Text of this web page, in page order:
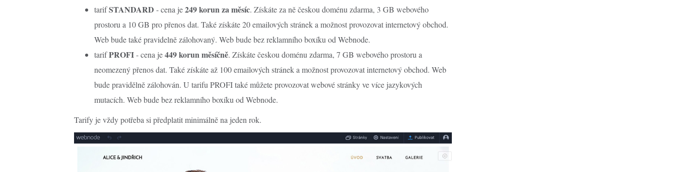
tarifSTANDARD - cena je249 korun za měsíc. Získáte za ně českou doménu zdarma, 3 GB webového
prostoru a 10 GB pro přenos dat. Také získáte 20 emailových stránek a možnost provozovat internetový obchod.
Web bude také pravidelně zálohovaný. Web bude bez reklamního boxíku od Webnode.
tarifPROFI- cena je449 korun měsíčně. Získáte českou doménu zdarma, 7 GB webového prostoru a
neomezený přenos dat. Také získáte až 100 emailových stránek a možnost provozovat internetový obchod. Web
bude pravidělně zálohován. U tarifu PROFI také můžete provozovat webové stránky ve více jazykových
mutacích. Web bude bez reklamního boxíku od Webnode.
Tarify je vždy potřeba si předplatit minimálně na jeden rok.